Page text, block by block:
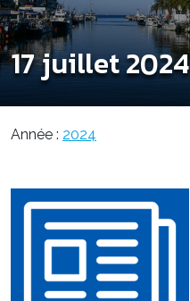
17 juillet 2024
Année : 2024